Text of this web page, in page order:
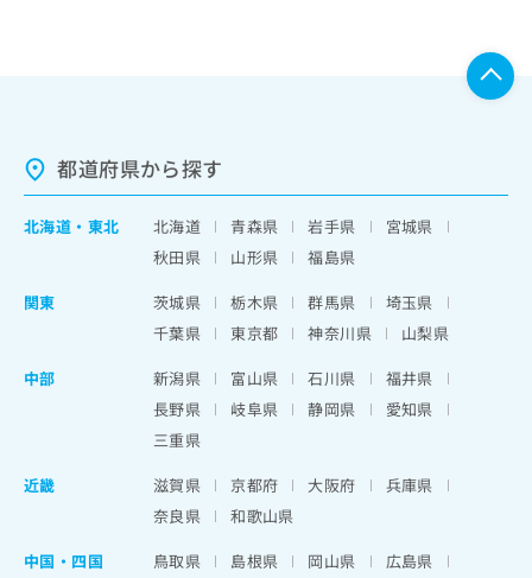
都道府県から探す
北海道 ・ 東北 北海道 青森県 岩手県
宮城県
秋田県
山形県
福島県
関東
茨城県 栃木県 群馬県
埼玉県
千葉県
東京都 神奈川県
山梨県
中部
新潟県 富山県 石川県
福井県
長野県
岐阜県 静岡県
愛知県
三重県
近畿
滋賀県 京都府 大阪府
兵庫県
奈良県
和歌山県
中国・四国
鳥取県 島根県 岡山県
広島県